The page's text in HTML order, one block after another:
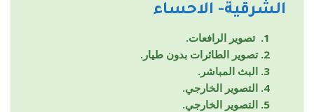
الشرقية- الاحساء
تصوير الرافعات.
تصوير الطائرات بدون طيار.
البث المباشر.
التصوير الخارجي.
التصوير الخارجي.